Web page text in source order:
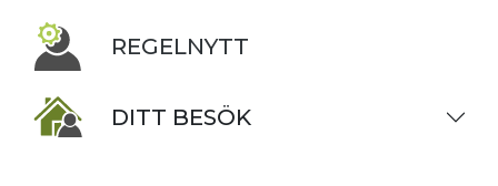
REGELNYTT
DITT BESÖK